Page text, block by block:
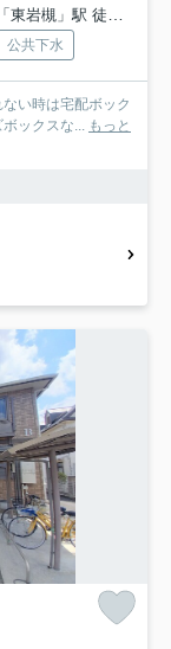
槻」駅 徒歩26分
公共下水
い時は宅配ボック
ックスな... もっと